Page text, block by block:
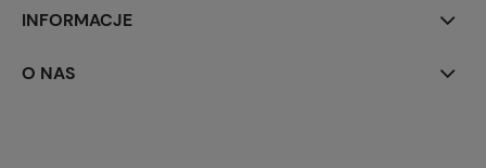
INFORMACJE
O NAS